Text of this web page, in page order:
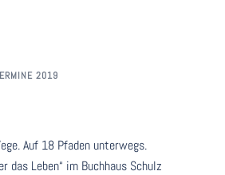
2019
Auf 18 Pfaden unterwegs.
das Leben“ im Buchhaus Schulz